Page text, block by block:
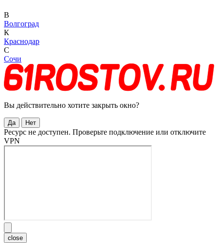
В
Волгоград
К
Краснодар
С
Сочи
Вы действительно хотите закрыть окно?
Да Нет
Ресурс не доступен. Проверьте подключение или отключите
VPN
close